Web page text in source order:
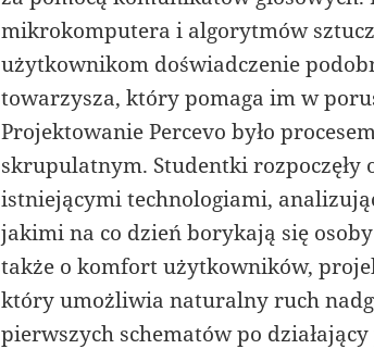
mikrokomputera i algorytmów
użytkownikom doświadczenie
towarzysza, który pomaga im w
Projektowanie Percevo było
skrupulatnym. Studentki rozpoczęły
istniejącymi technologiami,
jakimi na co dzień borykają się osoby
także o komfort użytkowników,
który umożliwia naturalny ruch
pierwszych schematów po